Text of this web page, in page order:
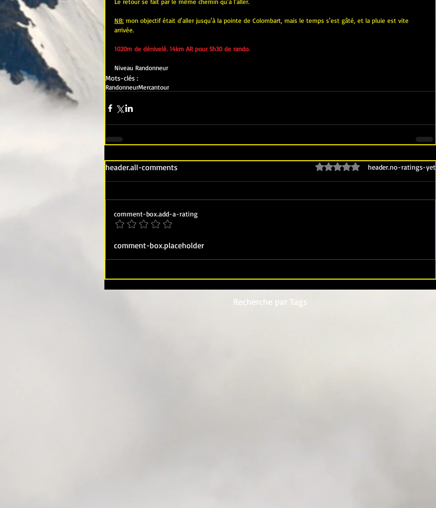
NB: mon objectif était d'aller jusqu'à la pointe de Colombart, mais le temps s'est gâté, et la pluie est vite
arrivée.
1020m de dénivelé. 14km AR pour 5h30 de rando.
Niveau Randonneur
Mots-clés :
RandonneurMercantour
header.all-comments ratings-display.rating-aria-labelheader.no-ratings-yet
comment-box.add-a-rating
comment-box.placeholder
Recherche par Tags